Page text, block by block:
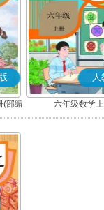
(部编
人
六年级数学